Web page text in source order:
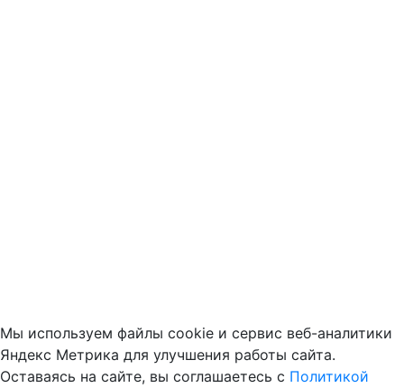
Мы используем файлы cookie и сервис веб-аналитики
Яндекс Метрика для улучшения работы сайта.
Оставаясь на сайте, вы соглашаетесь с Политикой